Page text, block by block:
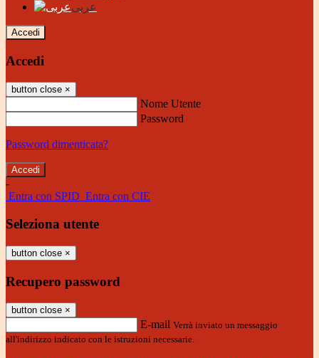
عربى
Accedi
Accedi
button close ×
Nome Utente
Password
Password dimenticata?
-
Entra con SPID Entra con CIE
Seleziona utente
button close ×
Recupero password
button close ×
E-mail Verrà inviato un messaggio
all'indirizzo indicato con le istruzioni necessarie.